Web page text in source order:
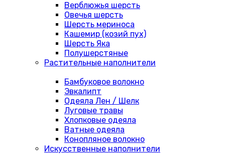
Верблюжья шерсть
Овечья шерсть
Шерсть мериноса
Кашемир (козий пух)
Шерсть Яка
Полушерстяные
Растительные наполнители
Бамбуковое волокно
Эвкалипт
Одеяла Лен / Шелк
Луговые травы
Хлопковые одеяла
Ватные одеяла
Конопляное волокно
Искусственные наполнители